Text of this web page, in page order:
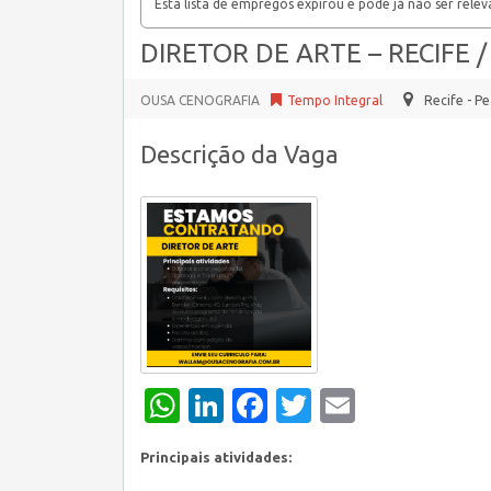
Esta lista de empregos expirou e pode já não ser
DIRETOR DE ARTE – RECIFE /
OUSA CENOGRAFIA Tempo Integral Recife - Pe
Descrição da Vaga
WhatsApp
LinkedIn
Facebook
Twitter
Principais atividades: